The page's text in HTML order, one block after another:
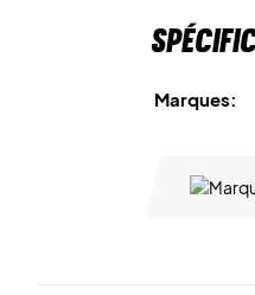
Marques: